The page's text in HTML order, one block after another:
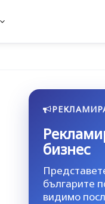
бизнес
българите
видимо